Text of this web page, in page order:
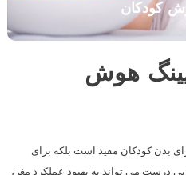
کودکان
هوش
بدن کودکان مفید است بلکه برای
می تواند به بهبود عملکرد مغز،